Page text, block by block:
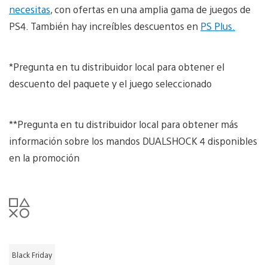
necesitas, con ofertas en una amplia gama de juegos de
PS4. También hay increíbles descuentos en PS Plus.
*Pregunta en tu distribuidor local para obtener el
descuento del paquete y el juego seleccionado
**Pregunta en tu distribuidor local para obtener más
información sobre los mandos DUALSHOCK 4 disponibles
en la promoción
Black Friday